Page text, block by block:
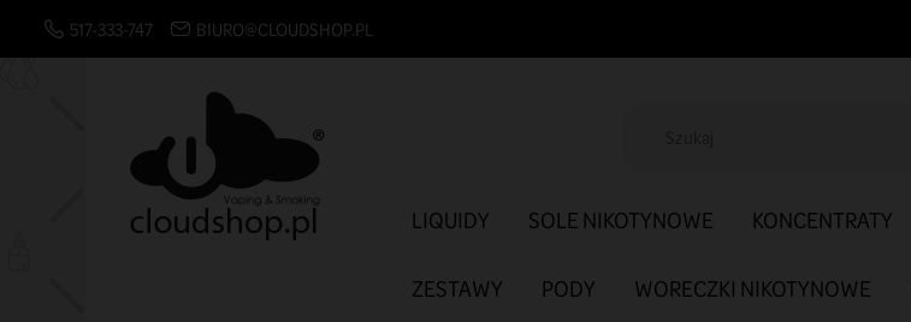
517-333-747 BIURO@CLOUDSHOP.PL
LIQUIDY SOLE NIKOTYNOWE KONCENTRATY
ZESTAWY PODY WORECZKI NIKOTYNOWE